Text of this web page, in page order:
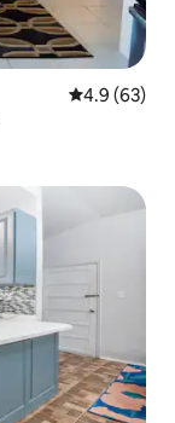
Calificación
4.9 (63)